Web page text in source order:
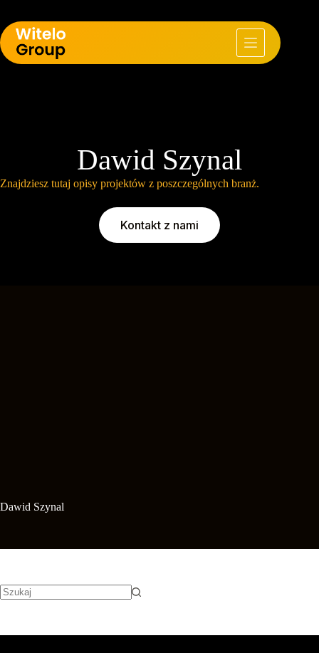
Dawid Szynal
Znajdziesz tutaj opisy projektów z poszczególnych branż.
Kontakt z nami
Dawid Szynal